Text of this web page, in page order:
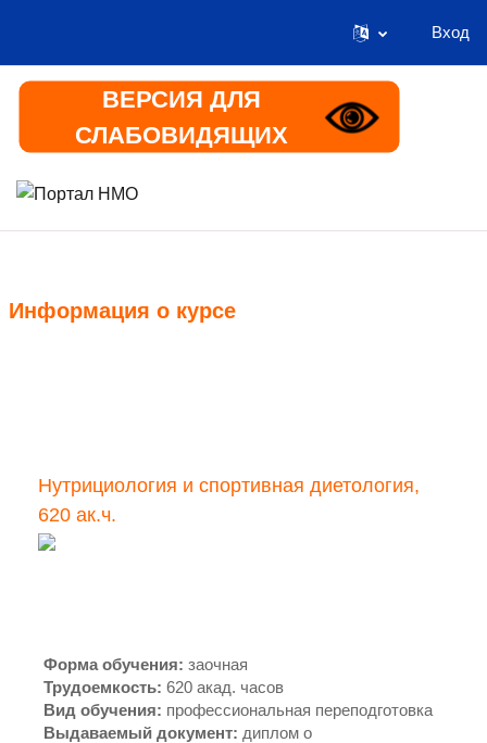
ВЕРСИЯ ДЛЯ
СЛАБОВИДЯЩИХ
Вход
Информация о курсе
Нутрициология и спортивная диетология,
620 ак.ч.
Форма обучения: заочная
Трудоемкость: 620 акад. часов
Вид обучения: профессиональная переподготовка
Выдаваемый документ: диплом о